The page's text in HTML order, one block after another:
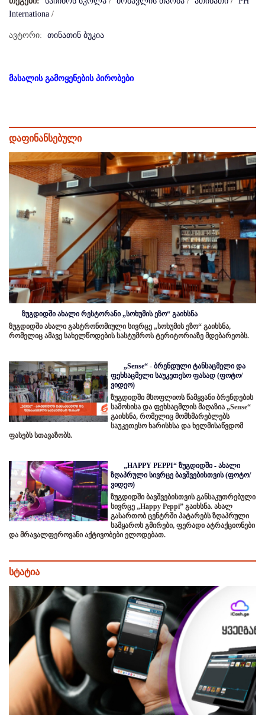
Internationa /
ავტორი: თინათინ ბუკია
მასალის გამოყენების პირობები
დაფინანსებული
ზუგდიდში ახალი რესტორანი „სოხუმის ეზო“ გაიხსნა
ზუგდიდში ახალი გასტრონომიული სივრცე „სოხუმის ეზო“ გაიხსნა,
რომელიც ამავე სახელწოდების სასტუმროს ტერიტორიაზე მდებარეობს.
„Sense“ - ბრენდული ტანსაცმელი და
ფეხსაცმელი საუკეთესო ფასად (ფოტო/
ვიდეო)
ზუგდიდში მსოფლიოს წამყვანი ბრენდების
სამოსისა და ფეხსაცმლის მაღაზია „Sense“
გაიხსნა, რომელიც მომხმარებლებს
საუკეთესო ხარისხსა და ხელმისაწვდომ
ფასებს სთავაზობს.
„HAPPY PEPPI“ ზუგდიდში - ახალი
ზღაპრული სივრცე ბავშვებისთვის (ფოტო/
ვიდეო)
ზუგდიდში ბავშვებისთვის განსაკუთრებული
სივრცე „Happy Peppi” გაიხსნა. ახალ
გასართობ ცენტრში პატარებს ზღაპრული
სამყაროს გმირები, ფერადი ატრაქციონები
და მრავალფეროვანი აქტივობები ელოდებათ.
სტატია